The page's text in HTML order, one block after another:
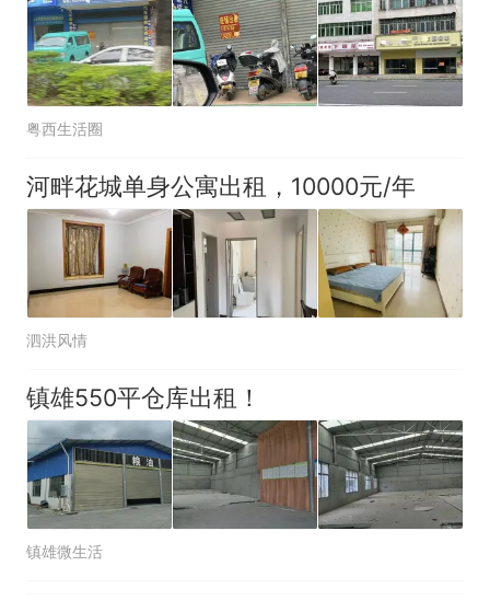
人生
粤西生活圈
河畔花城单身公寓出租，10000元/年
泗洪风情
镇雄550平仓库出租！
镇雄微生活